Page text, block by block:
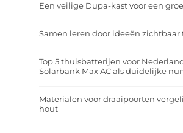
Een veilige Dupa-kast voor een
Samen leren door ideeën zichtbaar
Top 5 thuisbatterijen voor
Solarbank Max AC als duidelijke
Materialen voor draaipoorten
hout